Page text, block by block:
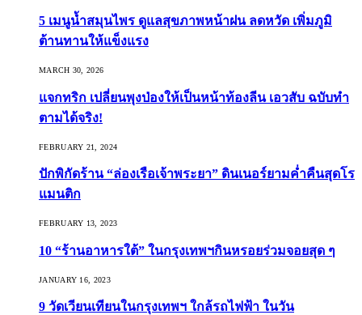
5 เมนูน้ำสมุนไพร ดูแลสุขภาพหน้าฝน ลดหวัด เพิ่มภูมิ
ต้านทานให้แข็งแรง
MARCH 30, 2026
แจกทริก เปลี่ยนพุงป่องให้เป็นหน้าท้องลีน เอวสับ ฉบับทำ
ตามได้จริง!
FEBRUARY 21, 2024
ปักพิกัดร้าน “ล่องเรือเจ้าพระยา” ดินเนอร์ยามค่ำคืนสุดโร
แมนติก
FEBRUARY 13, 2023
10 “ร้านอาหารใต้” ในกรุงเทพฯกินหรอยร่วมจอยสุด ๆ
JANUARY 16, 2023
9 วัดเวียนเทียนในกรุงเทพฯ ใกล้รถไฟฟ้า ในวัน